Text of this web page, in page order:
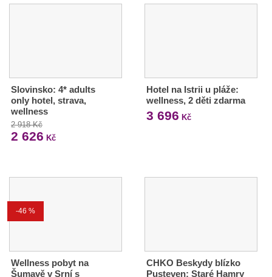
Slovinsko: 4* adults
only hotel, strava,
wellness
2 918 Kč
2 626 Kč
Hotel na Istrii u pláže:
wellness, 2 děti zdarma
3 696 Kč
-46 %
Wellness pobyt na
Šumavě v Srní s
CHKO Beskydy blízko
Pusteven: Staré Hamry